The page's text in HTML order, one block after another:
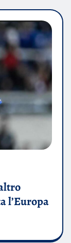
l’Europa